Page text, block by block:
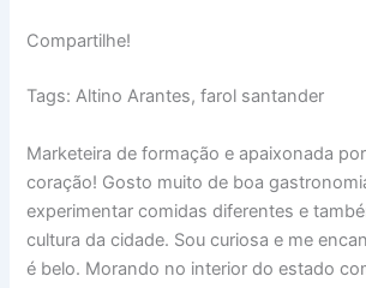
Compartilhe!
Tags: Altino Arantes, farol santander
Marketeira de formação e apaixonada
coração! Gosto muito de boa
experimentar comidas diferentes e
cultura da cidade. Sou curiosa e me
é belo. Morando no interior do estado